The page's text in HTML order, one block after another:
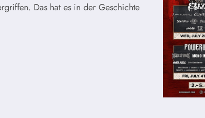
Das hat es in der Geschichte